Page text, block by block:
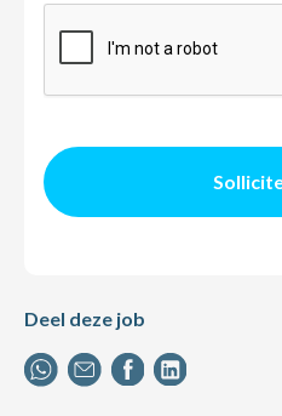
Deel deze job